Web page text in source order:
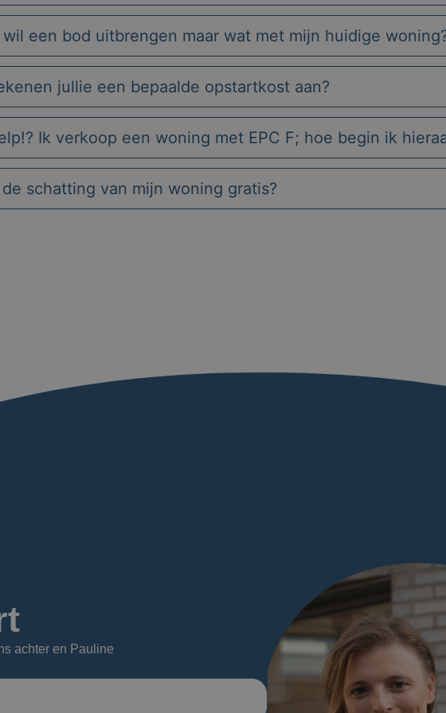
wil een bod uitbrengen maar wat met mijn huidige
jullie een bepaalde opstartkost aan?
Ik verkoop een woning met EPC F; hoe begin ik
de schatting van mijn woning gratis?
achter en Pauline